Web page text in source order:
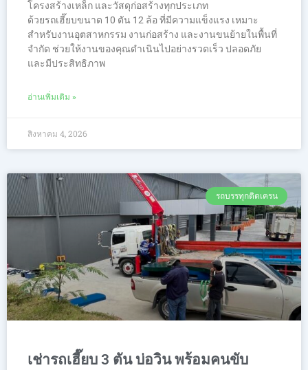
โครงสร้างเหล็ก และวัสดุก่อสร้างทุกประเภท
ด้วยรถเฮี๊ยบขนาด 10 ตัน 12 ล้อ ที่มีความแข็งแรง เหมาะ
สำหรับงานอุตสาหกรรม งานก่อสร้าง และงานขนย้ายในพื้นที่
จำกัด ช่วยให้งานของคุณดำเนินไปอย่างรวดเร็ว ปลอดภัย
และมีประสิทธิภาพ
อ่านเพิ่มเติม »
สิงหาคม 4, 2026
รถบรรทุกติดเครน
เช่ารถเฮี๊ยบ 3 ตัน บ่อวิน พร้อมคนขับ